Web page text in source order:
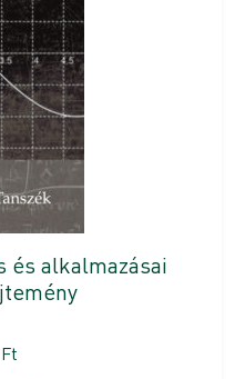
és alkalmazásai
Ft